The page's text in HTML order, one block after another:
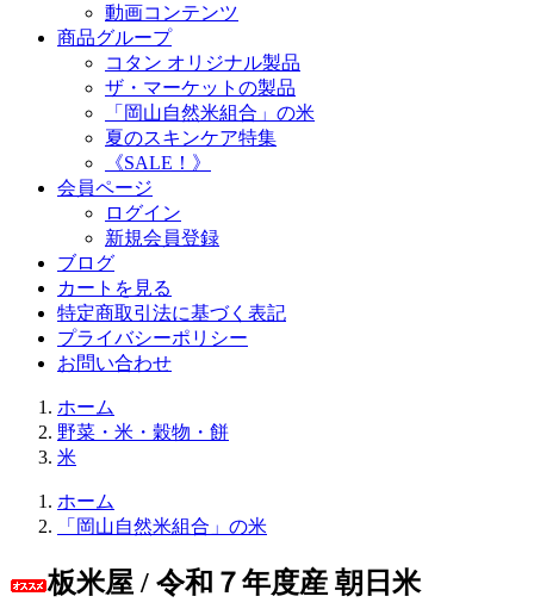
動画コンテンツ
商品グループ
コタン オリジナル製品
ザ・マーケットの製品
「岡山自然米組合」の米
夏のスキンケア特集
《SALE！》
会員ページ
ログイン
新規会員登録
ブログ
カートを見る
特定商取引法に基づく表記
プライバシーポリシー
お問い合わせ
ホーム
野菜・米・穀物・餅
米
ホーム
「岡山自然米組合」の米
板米屋 / 令和７年度産 朝日米